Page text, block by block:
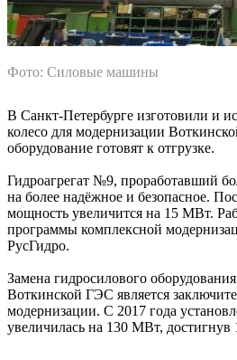
Фото: Силовые машины
В Санкт-Петербурге изготовили и
колесо для модернизации
оборудование готовят к отгрузке.
Гидроагрегат №9, проработавший
на более надёжное и безопасное.
мощность увеличится на 15 МВт.
программы комплексной
РусГидро.
Замена гидросилового оборудования
Воткинской ГЭС является
модернизации. С 2017 года
увеличилась на 130 МВт,